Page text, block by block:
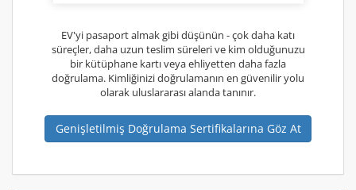
EV'yi pasaport almak gibi düşünün - çok daha katı
süreçler, daha uzun teslim süreleri ve kim olduğunuzu
bir kütüphane kartı veya ehliyetten daha fazla
doğrulama. Kimliğinizi doğrulamanın en güvenilir yolu
olarak uluslararası alanda tanınır.
Genişletilmiş Doğrulama Sertifikalarına Göz At